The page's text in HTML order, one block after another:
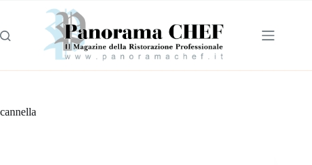
cannella